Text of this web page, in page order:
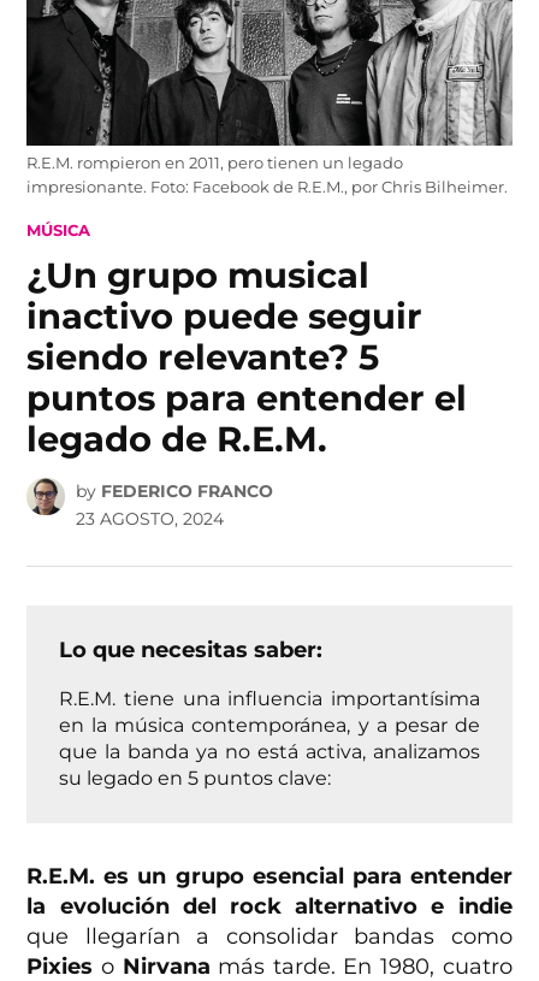
R.E.M. rompieron en 2011, pero tienen un legado
impresionante. Foto: Facebook de R.E.M., por Chris Bilheimer.
POSTED
MÚSICA
¿Un grupo musical
inactivo puede seguir
siendo relevante? 5
puntos para entender el
legado de R.E.M.
by FEDERICO FRANCO
23 AGOSTO, 2024
Lo que necesitas saber:
R.E.M. tiene una influencia importantísima
en la música contemporánea, y a pesar de
que la banda ya no está activa, analizamos
su legado en 5 puntos clave:
R.E.M. es un grupo esencial para entender
la evolución del rock alternativo e indie
que llegarían a consolidar bandas como
Pixies o Nirvana más tarde. En 1980, cuatro